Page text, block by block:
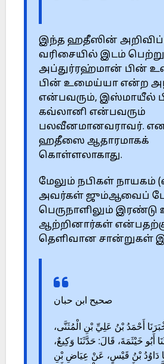
இந்த ஹதீஸின்
வரிசையில் இடம்
அப்துர்ரஹ்மான் பின்
பின் உமைய்யா என்ற
என்பவரும், இஸ்மாயீல்
கவ்லானி என்பவரும்
பலவீனமானவராவர்.
ஹதீஸை ஆதாரமாகக்
கொள்ளலாகாது.
மேலும் நபிகள் நாயகம்
அவர்கள் ஜும்ஆவைப்
பெருநாளிலும்
ஆற்றினார்கள்
தெளிவான சான்றுகள்
صحيح ابن حبان
– أَخْبَرَنَا أَحْمَدُ بْنُ عَلِيِّ بْنِ الْمُثَنَّى،
أَبُو خَيْثَمَةَ، قَالَ: حَدَّثَنَا وَكِيعٌ،
دَاوُدُ بْنُ قَيْسٍ، عَنْ عِيَاضِ بْنِ